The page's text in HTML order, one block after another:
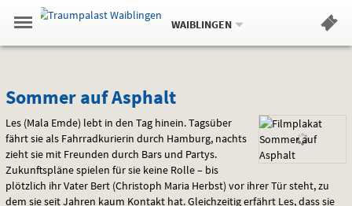
Springe
zum
,zum
.
Navigation
Gehe
zur
Standortauswahl
Standort:
WAIBLINGEN.
Hinweis
Sommer
auf
Asphalt
Sommer auf Asphalt
Les (Mala Emde) lebt in den Tag hinein. Tagsüber
fährt sie als Fahrradkurierin durch Hamburg, nachts
zieht sie mit Freunden durch Bars und Partys.
Zukunftspläne spielen für sie keine Rolle – bis
plötzlich ihr Vater Bert (Christoph Maria Herbst) vor ihrer Tür steht, zu
dem sie seit Jahren kaum Kontakt hat. Gleichzeitig erfährt Les, dass sie